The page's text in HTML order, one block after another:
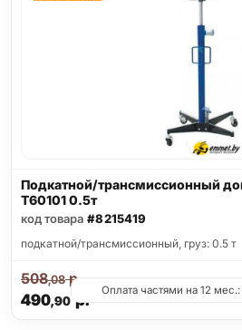
Подкатной/трансмиссионный
T60101 0.5т
код товара #8215419
подкатной/трансмиссионный, груз: 0.5 т
490,90р.
508,08р.
Оплата частями на 12